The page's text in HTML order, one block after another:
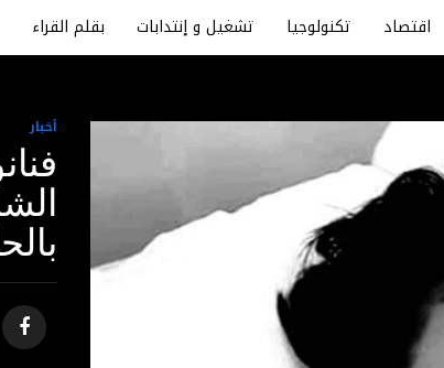
اقتصاد تكنولوجيا تشغيل و إنتدابات بقلم القراء
أخبار